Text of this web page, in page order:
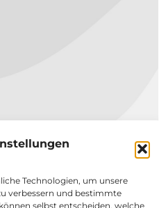
Technologien, um unsere
verbessern und bestimmte
selbst entscheiden, welche